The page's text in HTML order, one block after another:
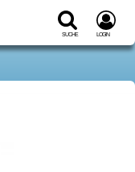
Suche Login